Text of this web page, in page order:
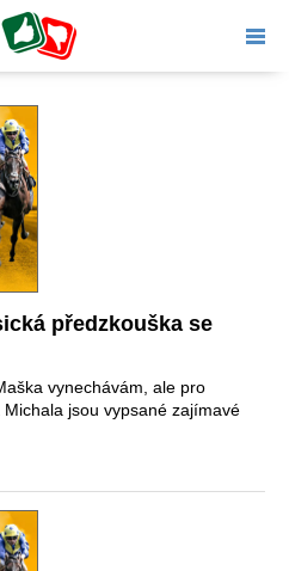
předzkouška se
vynechávám, ale pro
jsou vypsané zajímavé